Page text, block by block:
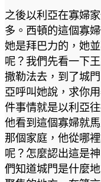
之後以利亞在寡婦
多。西頓的這個寡
她是拜巴力的，她
呢？我們先看一下
撒勒法去，到了城
亞呼叫她說，求你
件事情就是以利亞
他看到這個寡婦就
那個家庭，他從哪
呢？怎麼認出這是
們知道城門是什麼